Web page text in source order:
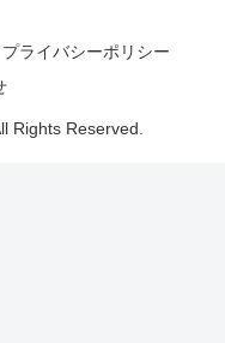
プライバシーポリシー
Rights Reserved.